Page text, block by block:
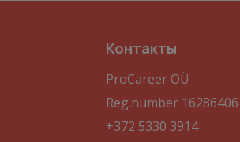
Контакты
ProCareer OÜ
Reg.number 16286406
+372 5330 3914